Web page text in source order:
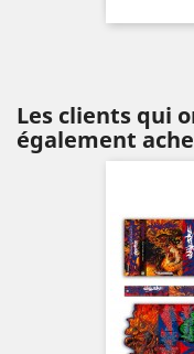
Les clients qui
également